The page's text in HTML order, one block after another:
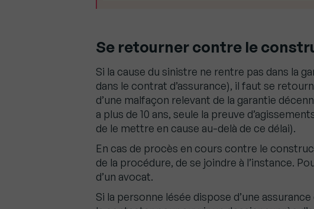
Se retourner contre le
Si la cause du sinistre ne rentre pas dans la
dans le contrat d’assurance), il faut se
d’une malfaçon relevant de la garantie
a plus de 10 ans, seule la preuve
de le mettre en cause au-delà de ce délai).
En cas de procès en cours contre le
de la procédure, de se joindre à l’instance.
d’un avocat.
Si la personne lésée dispose d’une